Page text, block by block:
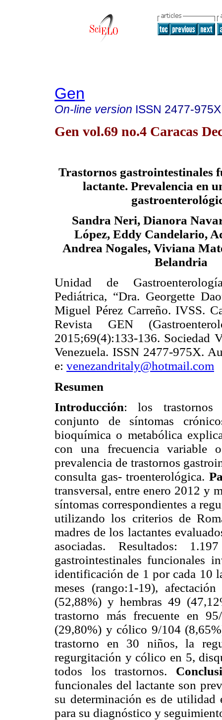
Gen
On-line version ISSN 2477-975X
Gen vol.69 no.4 Caracas
Trastornos gastrointestinales
lactante. Prevalencia en
Sandra Neri, Dianora
López, Eddy Candelario,
Andrea Nogales, Viviana
Belandria
Unidad de
Pediátrica, “Dra. Georgette
Miguel Pérez Carreño. IVSS.
Revista GEN
2015;69(4):133-136. Sociedad
Venezuela. ISSN 2477-975X.
e: venezandritaly@hotmail.com
Resumen
Introducción: los trastornos
conjunto de síntomas
bioquímica o metabólica
con una frecuencia variable
prevalencia de trastornos
consulta gas- troenterológica.
transversal, entre enero 2012 y
síntomas correspondientes a
utilizando los criterios de
madres de los lactantes
asociadas. Resultados:
gastrointestinales funcionales
identificación de 1 por cada 10
meses (rango:1-19),
(52,88%) y hembras 49
trastorno más frecuente en
(29,80%) y cólico 9/104
trastorno en 30 niños, la
regurgitación y cólico en 5,
todos los trastornos.
funcionales del lactante son
su determinación es de
para su diagnóstico y